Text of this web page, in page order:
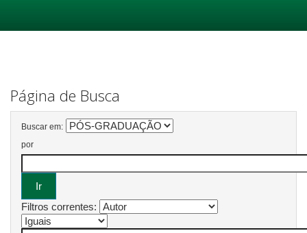
Página de Busca
Buscar em:
por
Filtros correntes: